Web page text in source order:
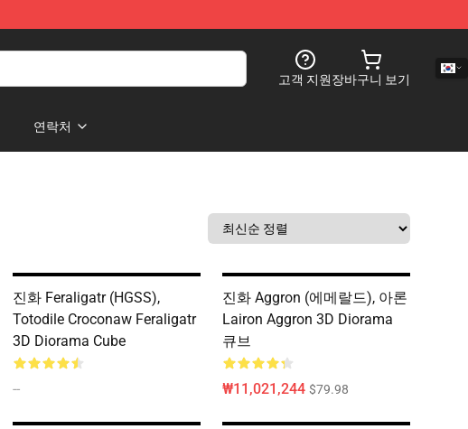
고객 지원장바구니 보기
연락처
진화 Feraligatr (HGSS),
Totodile Croconaw Feraligatr
3D Diorama Cube
--
진화 Aggron (에메랄드), 아론
Lairon Aggron 3D Diorama
큐브
₩11,021,244 $79.98